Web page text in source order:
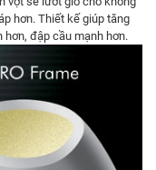
hơn. Thiết kế giúp tăng
hơn, đập cầu mạnh hơn.